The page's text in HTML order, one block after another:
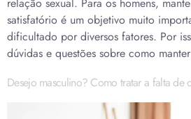
satisfatório é um objetivo muito
dificultado por diversos fatores. Por
dúvidas e questões sobre como
Desejo masculino? Como tratar a falta de